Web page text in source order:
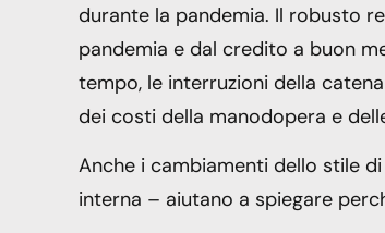
durante la pandemia. Il robusto
pandemia e dal credito a buon
tempo, le interruzioni della
dei costi della manodopera e
Anche i cambiamenti dello stile
interna – aiutano a spiegare